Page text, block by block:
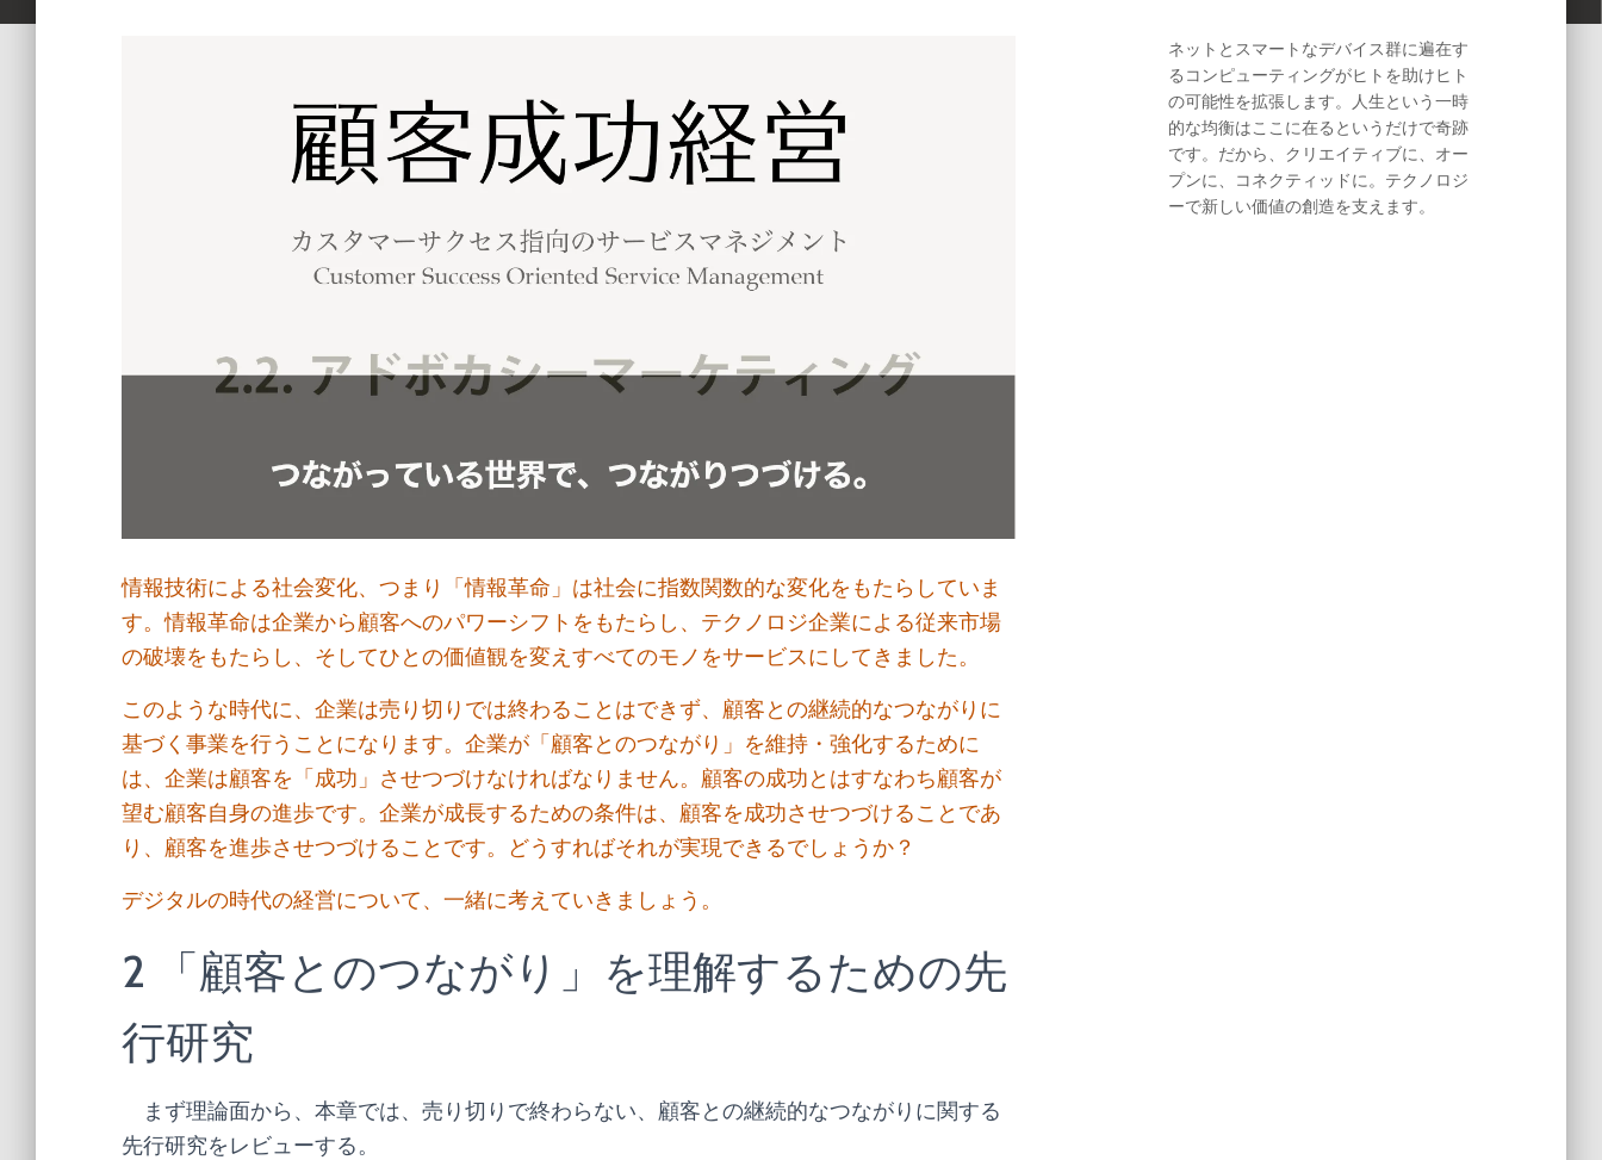
情報技術による社会変化、つまり「情報革命」は社会に指数関数的な変化をもたらしていま
す。情報革命は企業から顧客へのパワーシフトをもたらし、テクノロジ企業による従来市場
の破壊をもたらし、そしてひとの価値観を変えすべてのモノをサービスにしてきました。
このような時代に、企業は売り切りでは終わることはできず、顧客との継続的なつながりに
基づく事業を行うことになります。企業が「顧客とのつながり」を維持・強化するために
は、企業は顧客を「成功」させつづけなければなりません。顧客の成功とはすなわち顧客が
望む顧客自身の進歩です。企業が成長するための条件は、顧客を成功させつづけることであ
り、顧客を進歩させつづけることです。どうすればそれが実現できるでしょうか？
デジタルの時代の経営について、一緒に考えていきましょう。
2 「顧客とのつながり」を理解するための先
行研究
まず理論面から、本章では、売り切りで終わらない、顧客との継続的なつながりに関する
先行研究をレビューする。
ネットとスマートなデバイス群に遍在す
るコンピューティングがヒトを助けヒト
の可能性を拡張します。人生という一時
的な均衡はここに在るというだけで奇跡
です。だから、クリエイティブに、オー
プンに、コネクティッドに。テクノロジ
ーで新しい価値の創造を支えます。